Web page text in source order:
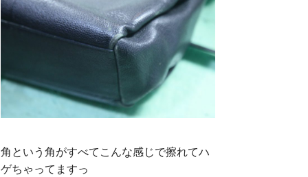
角という角がすべてこんな感じで擦れてハ
ゲちゃってますっ